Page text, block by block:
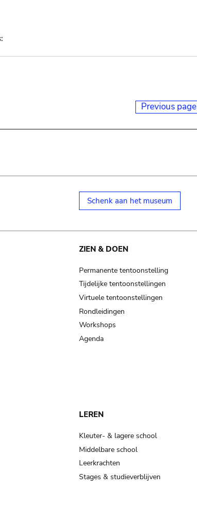
Previous page
Schenk aan het museum
ZIEN & DOEN
Permanente tentoonstelling
Tijdelijke tentoonstellingen
Virtuele tentoonstellingen
Rondleidingen
Workshops
Agenda
LEREN
Kleuter- & lagere school
Middelbare school
Leerkrachten
Stages & studieverblijven